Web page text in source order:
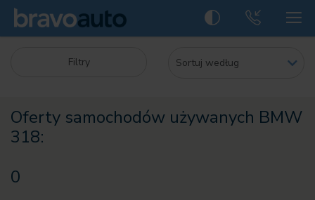
Filtry
Oferty samochodów używanych BMW
318:
0